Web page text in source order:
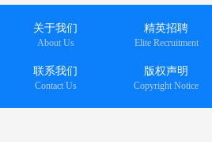
关于我们
About Us
精英招聘
Elite Recruitment
联系我们
Contact Us
版权声明
Copyright Notice